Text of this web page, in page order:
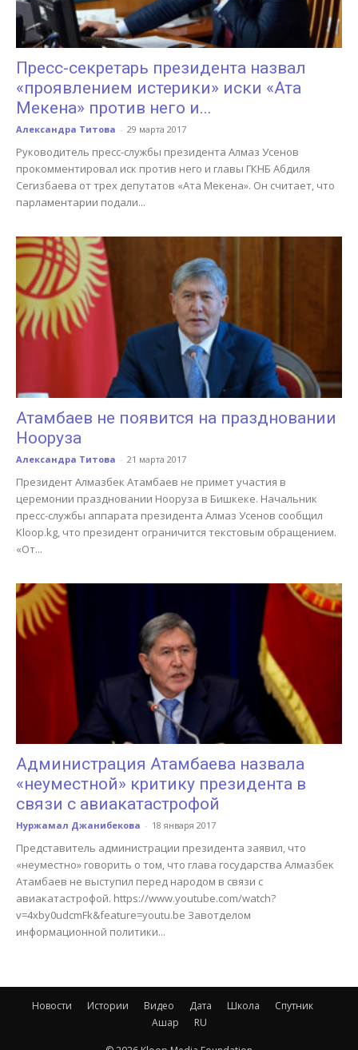
Пресс-секретарь президента назвал
«проявлением истерики» иски «Ата
Мекена» против него и...
Александра Титова - 29 марта 2017
Руководитель пресс-службы президента Алмаз Усенов
прокомментировал иск против него и главы ГКНБ Абдиля
Сегизбаева от трех депутатов «Ата Мекена». Он считает, что
парламентарии подали...
Атамбаев не появится на праздновании
Нооруза
Александра Титова - 21 марта 2017
Президент Алмазбек Атамбаев не примет участия в
церемонии праздновании Нооруза в Бишкеке. Начальник
пресс-службы аппарата президента Алмаз Усенов сообщил
Kloop.kg, что президент ограничится текстовым обращением.
«От...
Администрация Атамбаева назвала
«неуместной» критику президента в
связи с авиакатастрофой
Нуржамал Джанибекова - 18 января 2017
Представитель администрации президента заявил, что
«неуместно» говорить о том, что глава государства Алмазбек
Атамбаев не выступил перед народом в связи с
авиакатастрофой. https://www.youtube.com/watch?
v=4xby0udcmFk&feature=youtu.be Завотделом
информационной политики...
Новости Истории Видео Дата Школа
Спутник
Ашар
RU